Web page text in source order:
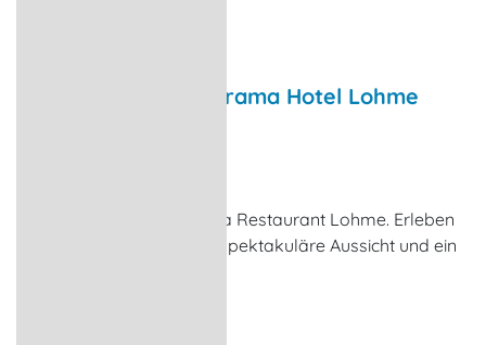
Restaurant im Panorama Hotel Lohme
Willkommen im Panorama Restaurant Lohme. Erleben
Sie hoch über der Ostsee spektakuläre Aussicht und ein